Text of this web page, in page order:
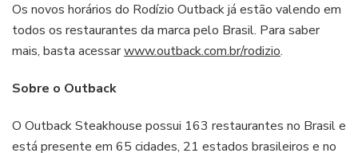
Os novos horários do Rodízio Outback já estão valendo em
todos os restaurantes da marca pelo Brasil. Para saber
mais, basta acessarwww.outback.com.br/rodizio.
Sobre o Outback
O Outback Steakhouse possui 163 restaurantes no Brasil e
está presente em 65 cidades, 21 estados brasileiros e no